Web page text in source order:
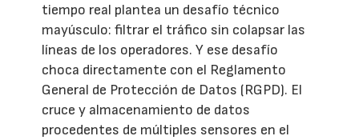
tiempo real plantea un desafío técnico
mayúsculo: filtrar el tráfico sin colapsar las
líneas de los operadores. Y ese desafío
choca directamente con el Reglamento
General de Protección de Datos (RGPD). El
cruce y almacenamiento de datos
procedentes de múltiples sensores en el